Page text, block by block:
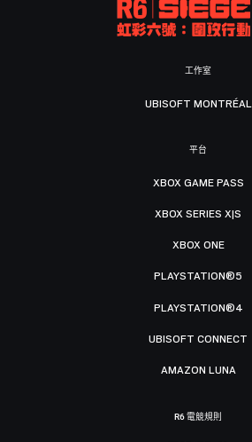
工作室
UBISOFT MONTRÉAL
平台
XBOX GAME PASS
XBOX SERIES X|S
XBOX ONE
PLAYSTATION®5
PLAYSTATION®4
UBISOFT CONNECT
AMAZON LUNA
R6 電競規則